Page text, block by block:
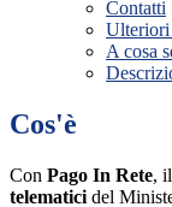
Contatti
A cosa
Cos'è
Con Pago In Rete,
telematici del